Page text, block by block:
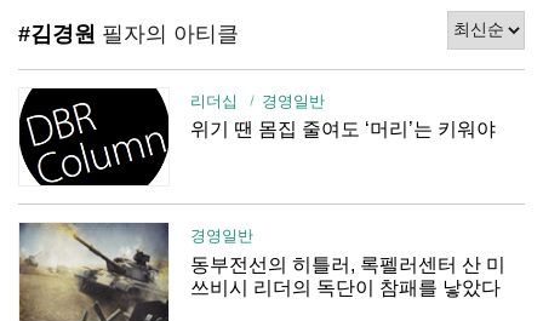
#김경원 필자의 아티클
리더십 경영일반
위기 땐 몸집 줄여도 ‘머리’는 키워야
경영일반
동부전선의 히틀러, 록펠러센터 산 미
쓰비시 리더의 독단이 참패를 낳았다